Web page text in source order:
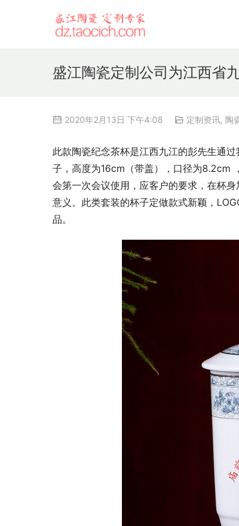
盛江陶瓷定制公司为江西省
2020年2月13日 下午4:08 定制资讯, 陶
此款陶瓷纪念茶杯是江西九江的彭先生通过
子，高度为16cm（带盖），口径为8.2cm
会第一次会议使用，应客户的要求，在杯
意义。此类套装的杯子定做款式新颖，
品。